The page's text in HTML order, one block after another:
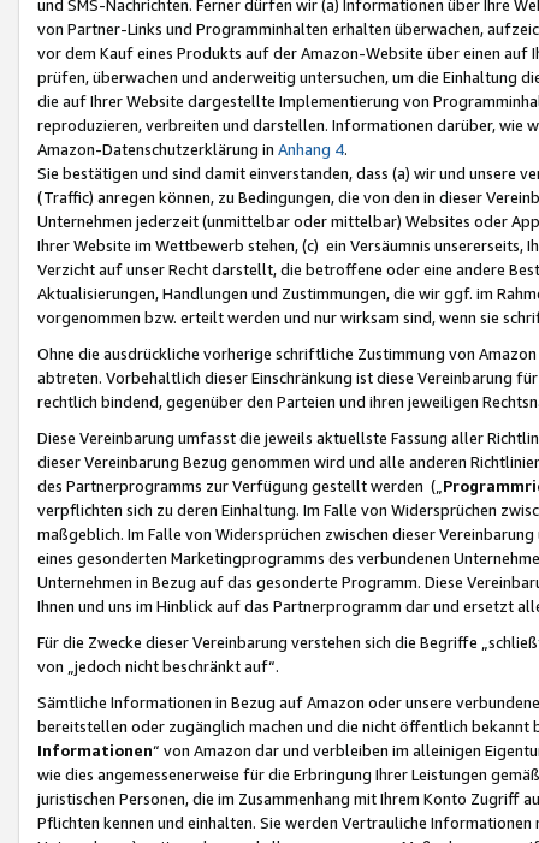
und SMS-Nachrichten. Ferner dürfen wir (a) Informationen über Ihre
von Partner-Links und Programminhalten erhalten überwachen,
vor dem Kauf eines Produkts auf der Amazon-Website über einen
prüfen, überwachen und anderweitig untersuchen, um die Einhaltung
die auf Ihrer Website dargestellte Implementierung von
reproduzieren, verbreiten und darstellen. Informationen darüber, wie
Amazon-Datenschutzerklärung in Anhang 4.
Sie bestätigen und sind damit einverstanden, dass (a) wir und
(Traffic) anregen können, zu Bedingungen, die von den in dieser
Unternehmen jederzeit (unmittelbar oder mittelbar) Websites oder
Ihrer Website im Wettbewerb stehen, (c) ein Versäumnis unsererseits,
Verzicht auf unser Recht darstellt, die betroffene oder eine andere
Aktualisierungen, Handlungen und Zustimmungen, die wir ggf. im
vorgenommen bzw. erteilt werden und nur wirksam sind, wenn sie
Ohne die ausdrückliche vorherige schriftliche Zustimmung von
abtreten. Vorbehaltlich dieser Einschränkung ist diese Vereinbarung
rechtlich bindend, gegenüber den Parteien und ihren jeweiligen
Diese Vereinbarung umfasst die jeweils aktuellste Fassung aller
dieser Vereinbarung Bezug genommen wird und alle anderen
des Partnerprogramms zur Verfügung gestellt werden („
verpflichten sich zu deren Einhaltung. Im Falle von Widersprüchen
maßgeblich. Im Falle von Widersprüchen zwischen dieser
eines gesonderten Marketingprogramms des verbundenen
Unternehmen in Bezug auf das gesonderte Programm. Diese
Ihnen und uns im Hinblick auf das Partnerprogramm dar und ersetzt
Für die Zwecke dieser Vereinbarung verstehen sich die Begriffe
von „jedoch nicht beschränkt auf“.
Sämtliche Informationen in Bezug auf Amazon oder unsere
bereitstellen oder zugänglich machen und die nicht öffentlich
Informationen“ von Amazon dar und verbleiben im alleinigen
wie dies angemessenerweise für die Erbringung Ihrer Leistungen
juristischen Personen, die im Zusammenhang mit Ihrem Konto
Pflichten kennen und einhalten. Sie werden Vertrauliche